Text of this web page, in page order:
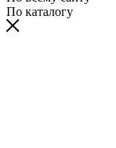
По каталогу